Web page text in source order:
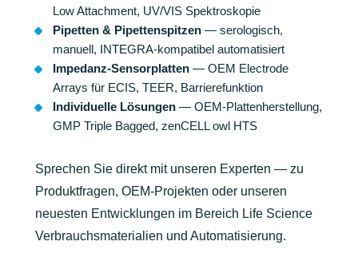
Low Attachment, UV/VIS Spektroskopie
Pipetten & Pipettenspitzen — serologisch,
manuell, INTEGRA-kompatibel automatisiert
Impedanz-Sensorplatten — OEM Electrode
Arrays für ECIS, TEER, Barrierefunktion
Individuelle Lösungen — OEM-Plattenherstellung,
GMP Triple Bagged, zenCELL owl HTS
Sprechen Sie direkt mit unseren Experten — zu
Produktfragen, OEM-Projekten oder unseren
neuesten Entwicklungen im Bereich Life Science
Verbrauchsmaterialien und Automatisierung.